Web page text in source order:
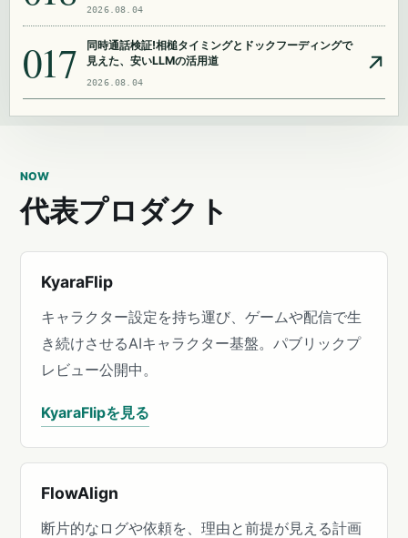
2026.08.04
017
同時通話検証!相槌タイミングとドックフーディングで
見えた、安いLLMの活用道
2026.08.04
NOW
代表プロダクト
KyaraFlip
キャラクター設定を持ち運び、ゲームや配信で生
き続けさせるAIキャラクター基盤。パブリックプ
レビュー公開中。
KyaraFlipを見る
FlowAlign
断片的なログや依頼を、理由と前提が見える計画